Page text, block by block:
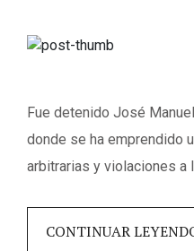
Fue detenido José
donde se ha emprendido
arbitrarias y violaciones a
CONTINUAR